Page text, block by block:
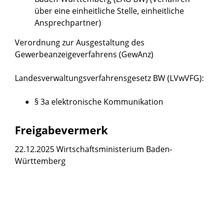
über eine einheitliche Stelle, einheitliche
Ansprechpartner)
Verordnung zur Ausgestaltung des
Gewerbeanzeigeverfahrens (GewAnz)
Landesverwaltungsverfahrensgesetz BW (LVwVFG):
§ 3a elektronische Kommunikation
Freigabevermerk
22.12.2025 Wirtschaftsministerium Baden-
Württemberg